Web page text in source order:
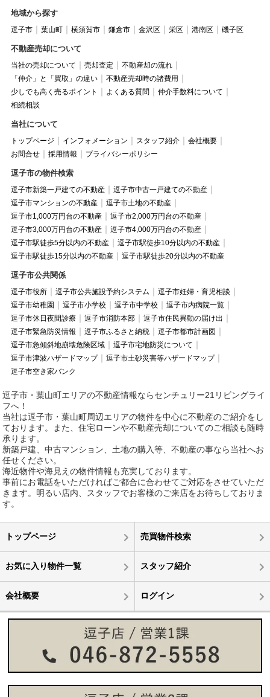
地域から探す
逗子市 葉山町 横須賀市 鎌倉市 金沢区 栄区 港南区 磯子区
不動産売却について
当社の売却について 売却査定
不動産却の流れ
「仲介」と「買取」の違い
不動産売却時の諸費用
少しでも高く売るポイント
よくある質問
仲介手数料について
相続相談
当社について
トップページ インフォメーション スタッフ紹介
会社概要
お問合せ
採用情報 プライバシーポリシー
逗子市の物件検索
逗子市新築一戸建ての不動産
逗子市中古一戸建ての不動産
逗子市マンションの不動産
逗子市土地の不動産
逗子市1,000万円台の不動産
逗子市2,000万円台の不動産
逗子市3,000万円台の不動産
逗子市4,000万円台の不動産
逗子市駅徒歩5分以内の不動産
逗子市駅徒歩10分以内の不動産
逗子市駅徒歩15分以内の不動産
逗子市駅徒歩20分以内の不動産
逗子市公共関係
逗子市役所 逗子市公共施設予約システム
逗子市妊婦・育児相談
逗子市幼稚園
逗子市小学校 逗子市中学校
逗子市内病院一覧
逗子市休日夜間診療
逗子市消防本部
逗子市住民異動の届け出
逗子市緊急防災情報
逗子市ふるさと納税
逗子市都市計画図
逗子市急傾斜地崩壊危険区域
逗子市宅地防災について
逗子市津波ハザードマップ
逗子市土砂災害等ハザードマップ
逗子市空き家バンク
逗子市・葉山町エリアの不動産情報ならセンチュリー21リビングライ
フへ！
当社は逗子市・葉山町周辺エリアの物件を中心に不動産のご紹介をし
ております。また、住宅ローンや不動産売却についてのご相談も随時
承ります。
新築戸建、中古マンション、土地の購入等、不動産の事なら当社へお
任せください。
海近物件や海見えの物件情報も充実しております。
事前にお電話をいただければご都合に合わせてご対応をさせていただ
きます。明るい店内、スタッフでお客様のご来店をお待ちしておりま
す。
トップページ 売買物件検索
お気に入り物件一覧 スタッフ紹介
会社概要 ログイン